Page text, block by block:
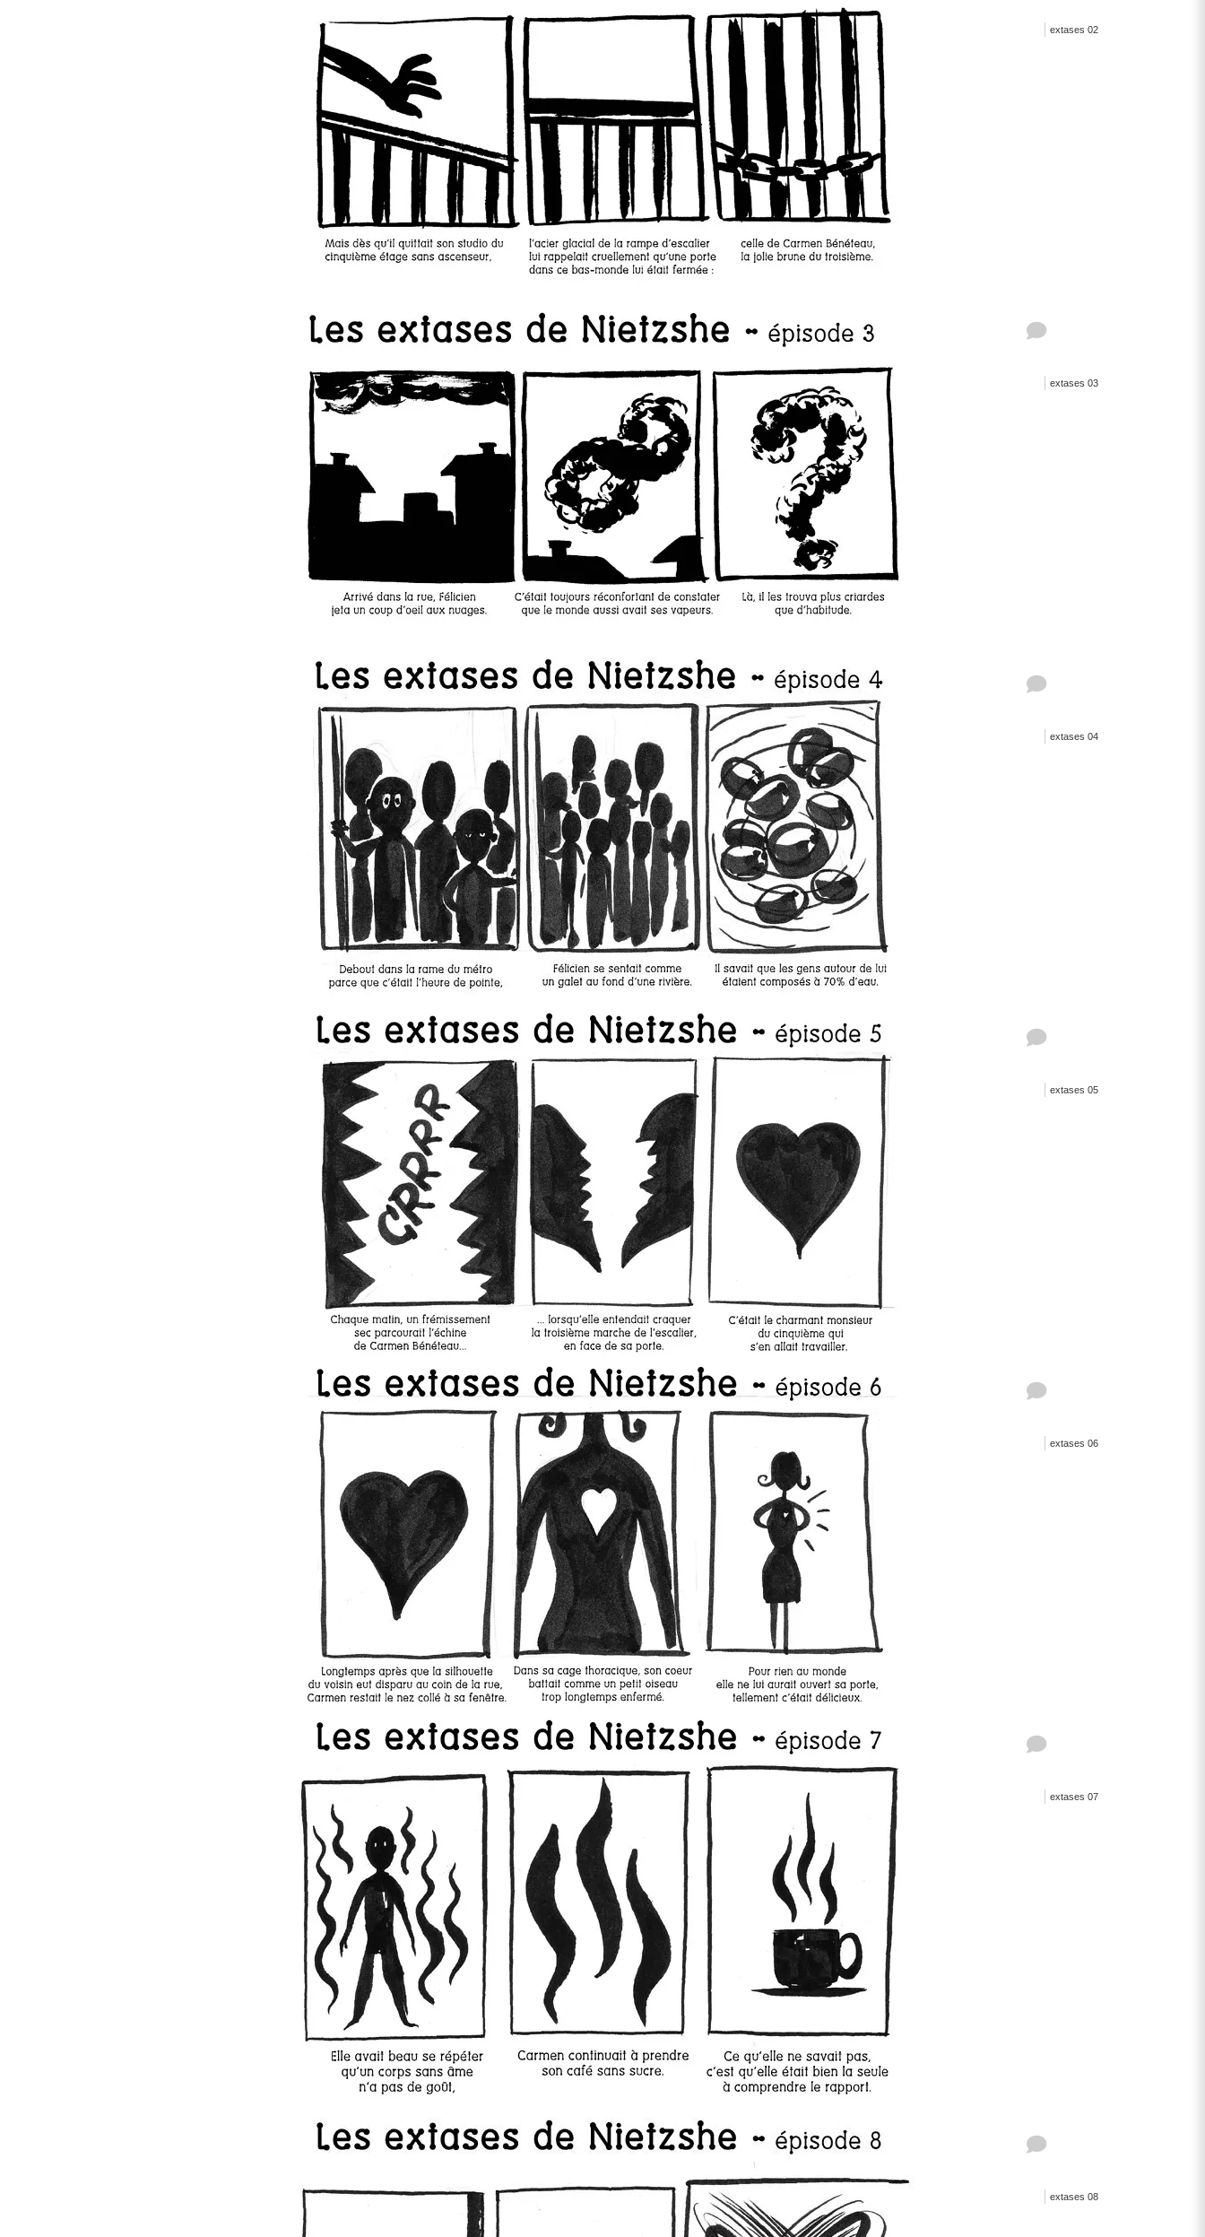
extases 02
extases 03
extases 04
extases 05
extases 06
extases 07
extases 08